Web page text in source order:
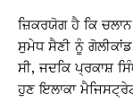
ਜ਼ਿਕਰਯੋਗ ਹੈ ਕਿ
ਸੁਮੇਧ ਸੈਣੀ ਨੂੰ
ਸੀ, ਜਦਕਿ ਪ੍ਰਕਾਸ਼
ਹੁਣ ਇਲਾਕਾ